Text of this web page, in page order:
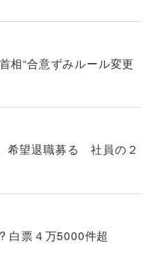
相“合意ずみルール変更
希望退職募る 社員の２
白票４万5000件超